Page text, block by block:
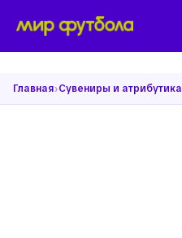
Главная›Сувениры и атрибутика